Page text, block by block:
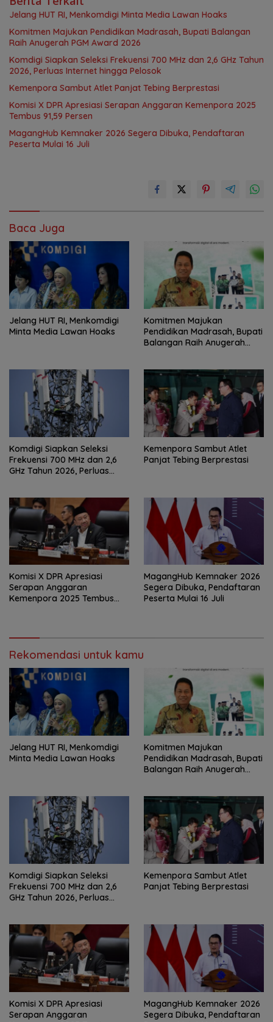
Jelang HUT RI, Menkomdigi Minta Media Lawan Hoaks
Komitmen Majukan Pendidikan Madrasah, Bupati Balangan
Raih Anugerah PGM Award 2026
Komdigi Siapkan Seleksi Frekuensi 700 MHz dan 2,6 GHz Tahun
2026, Perluas Internet hingga Pelosok
Kemenpora Sambut Atlet Panjat Tebing Berprestasi
Komisi X DPR Apresiasi Serapan Anggaran Kemenpora 2025
Tembus 91,59 Persen
MagangHub Kemnaker 2026 Segera Dibuka, Pendaftaran
Peserta Mulai 16 Juli
Baca Juga
Jelang HUT RI, Menkomdigi
Minta Media Lawan Hoaks
Komitmen Majukan
Pendidikan Madrasah, Bupati
Balangan Raih Anugerah
Komdigi Siapkan Seleksi
Frekuensi 700 MHz dan 2,6
GHz Tahun 2026, Perluas
Kemenpora Sambut Atlet
Panjat Tebing Berprestasi
Komisi X DPR Apresiasi
Serapan Anggaran
Kemenpora 2025 Tembus
MagangHub Kemnaker 2026
Segera Dibuka, Pendaftaran
Peserta Mulai 16 Juli
Rekomendasi untuk kamu
Jelang HUT RI, Menkomdigi
Minta Media Lawan Hoaks
Komitmen Majukan
Pendidikan Madrasah, Bupati
Balangan Raih Anugerah
Komdigi Siapkan Seleksi
Frekuensi 700 MHz dan 2,6
GHz Tahun 2026, Perluas
Kemenpora Sambut Atlet
Panjat Tebing Berprestasi
Komisi X DPR Apresiasi
Serapan Anggaran
MagangHub Kemnaker 2026
Segera Dibuka, Pendaftaran